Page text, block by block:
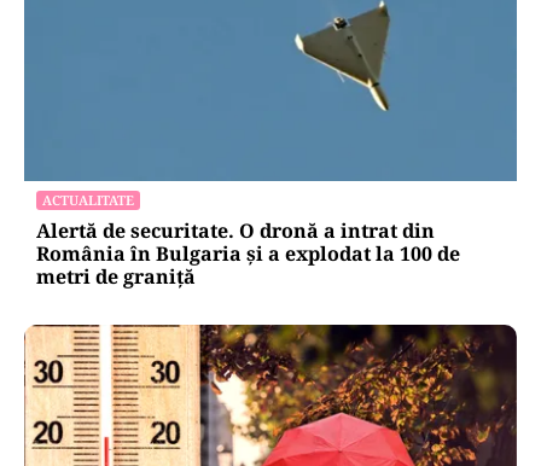
ACTUALITATE
Alertă de securitate. O dronă a intrat din
România în Bulgaria şi a explodat la 100 de
metri de graniţă